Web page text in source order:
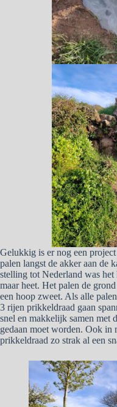
Gelukkig is er nog een
palen langst de akker aan de
stelling tot Nederland was
maar heet. Het palen de
een hoop zweet. Als alle
3 rijen prikkeldraad gaan
snel en makkelijk samen met
gedaan moet worden. Ook in
prikkeldraad zo strak al een